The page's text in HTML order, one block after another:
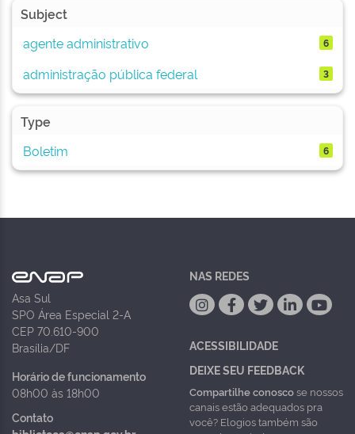
Subject
agente administrativo
6
administração pública federal 3
Type
Boletim
6
Asa Sul
SPO Área Especial 2-A
CEP 70.610-900
Brasília/DF
Horário de funcionamento
08h00 às 18h00
Contato
NAS REDES
ACESSIBILIDADE
DEIXE SEU FEEDBACK
Compartilhe conoscose nossos
canais estão adequados pra
você? Elogios também são